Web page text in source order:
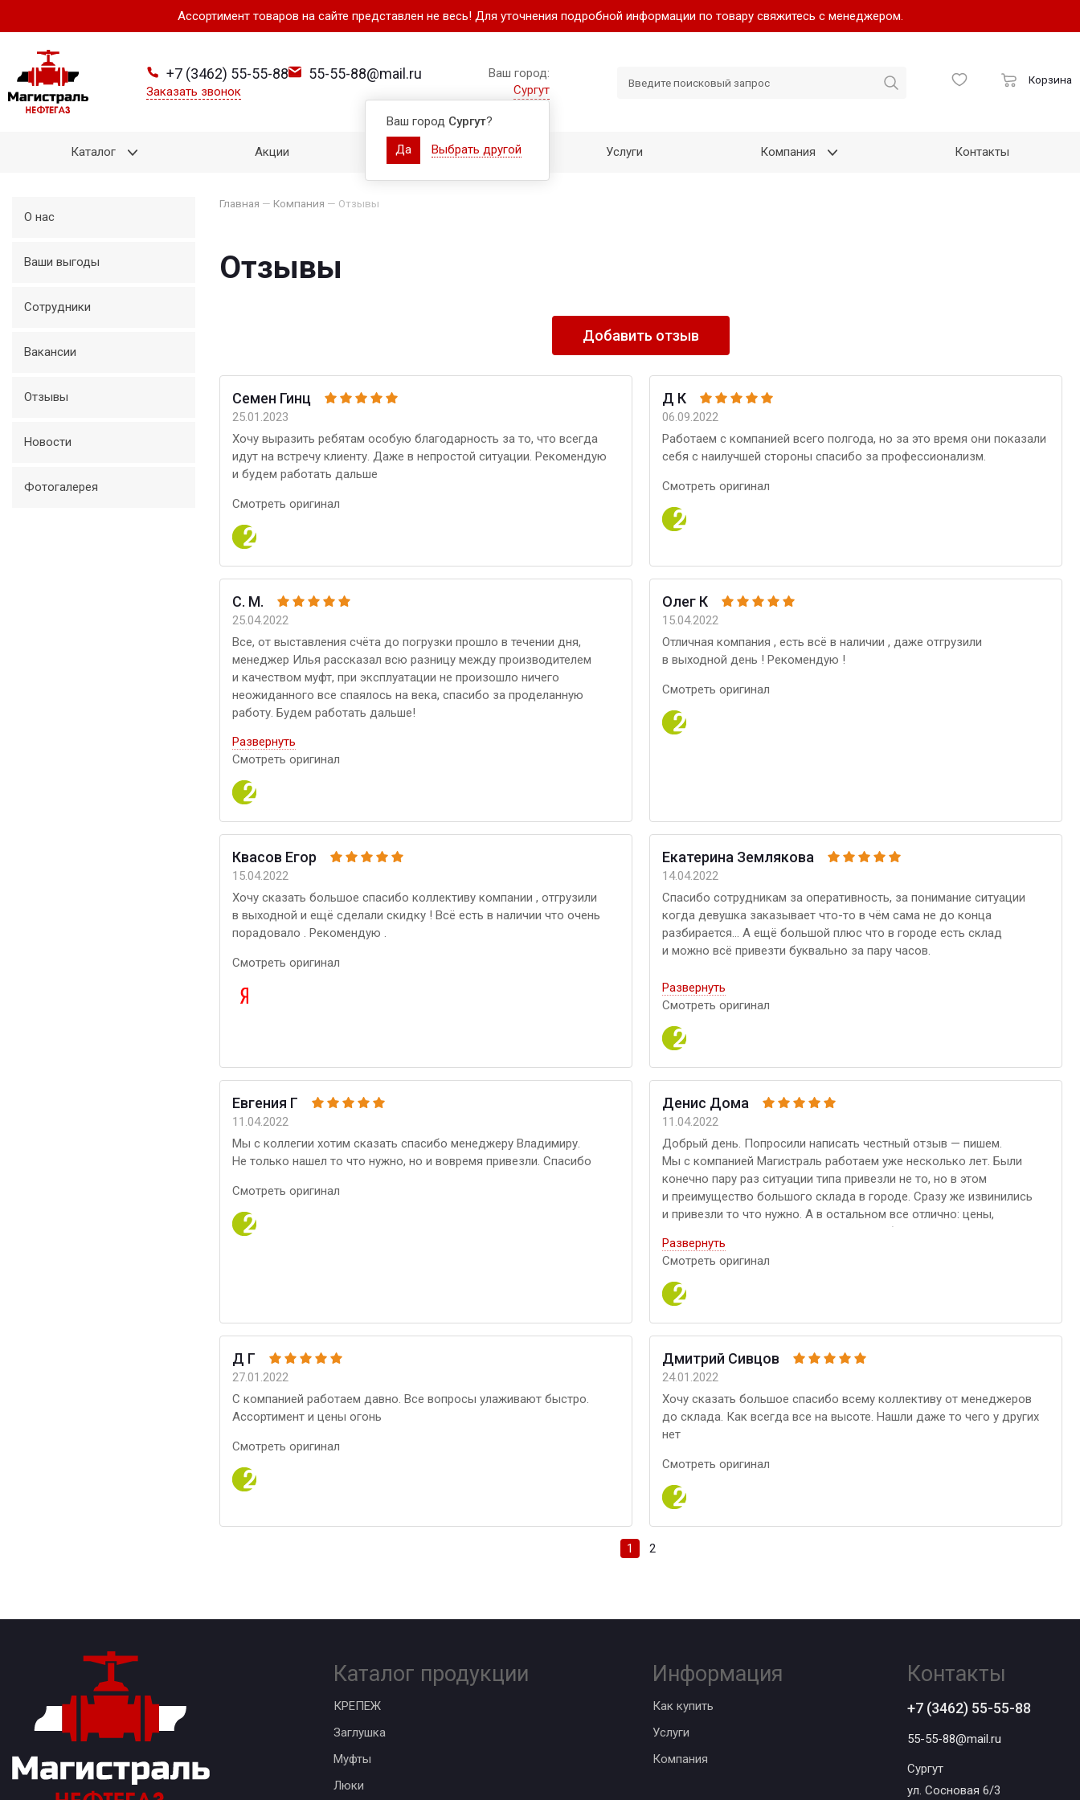
Ассортимент товаров на сайте представлен не весь! Для уточнения подробной информации по товару свяжитесь с менеджером.
+7 (3462) 55-55-88
Заказать звонок
55-55-88@mail.ru
Ваш город:
Сургут
Ваш город Сургут?
Да
Выбрать другой
Корзина
Каталог Акции Как купить Услуги Компания Контакты
О нас
Ваши выгоды
Сотрудники
Вакансии
Отзывы
Новости
Фотогалерея
Главная — Компания — Отзывы
Отзывы
Добавить отзыв
Семен Гинц
25.01.2023
Хочу выразить ребятам особую благодарность за то, что всегда
идут на встречу клиенту. Даже в непростой ситуации. Рекомендую
и будем работать дальше
Смотреть оригинал
Д К
06.09.2022
Работаем с компанией всего полгода, но за это время они показали
себя с наилучшей стороны спасибо за профессионализм.
Смотреть оригинал
С. М.
25.04.2022
Все, от выставления счёта до погрузки прошло в течении дня,
менеджер Илья рассказал всю разницу между производителем
и качеством муфт, при эксплуатации не произошло ничего
неожиданного все спаялось на века, спасибо за проделанную
работу. Будем работать дальше!
Развернуть
Смотреть оригинал
​Олег К
15.04.2022
Отличная компания , есть всё в наличии , даже отгрузили
в выходной день ! Рекомендую !
Смотреть оригинал
Квасов Егор
15.04.2022
Хочу сказать большое спасибо коллективу компании , отгрузили
в выходной и ещё сделали скидку ! Всё есть в наличии что очень
порадовало . Рекомендую .
Смотреть оригинал
Екатерина Землякова
14.04.2022
Спасибо сотрудникам за оперативность, за понимание ситуации
когда девушка заказывает что-то в чём сама не до конца
разбирается... А ещё большой плюс что в городе есть склад
и можно всё привезти буквально за пару часов.
Развернуть
Смотреть оригинал
Евгения Г
11.04.2022
Мы с коллегии хотим сказать спасибо менеджеру Владимиру.
Не только нашел то что нужно, но и вовремя привезли. Спасибо
Смотреть оригинал
Денис Дома
11.04.2022
Добрый день. Попросили написать честный отзыв — пишем.
Мы с компанией Магистраль работаем уже несколько лет. Были
конечно пару раз ситуации типа привезли не то, но в этом
и преимущество большого склада в городе. Сразу же извинились
и привезли то что нужно. А в остальном все отлично: цены,
Развернуть
Смотреть оригинал
Д Г
27.01.2022
С компанией работаем давно. Все вопросы улаживают быстро.
Ассортимент и цены огонь
Смотреть оригинал
​Дмитрий Сивцов
24.01.2022
Хочу сказать большое спасибо всему коллективу от менеджеров
до склада. Как всегда все на высоте. Нашли даже то чего у других
нет
Смотреть оригинал
1 2
Каталог продукции
КРЕПЕЖ
Заглушка
Муфты
Люки
Информация
Как купить
Услуги
Компания
Контакты
+7 (3462) 55-55-88
55-55-88@mail.ru
Сургут
ул. Сосновая 6/3